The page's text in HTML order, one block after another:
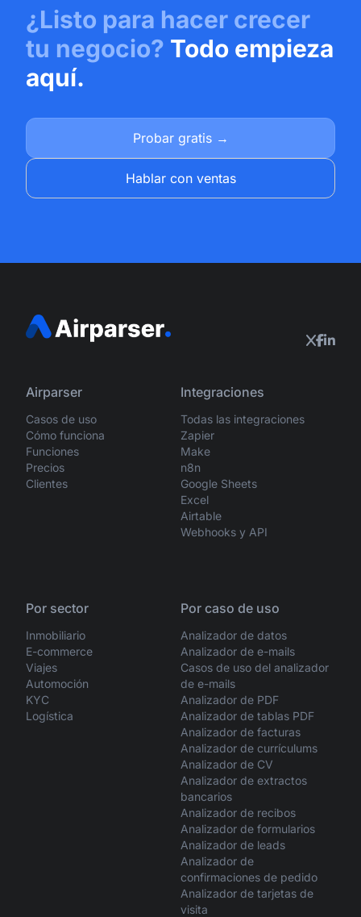
¿Listo para hacer crecer
tu negocio? Todo empieza
aquí.
Probar gratis →
Hablar con ventas
Airparser
Casos de uso
Cómo funciona
Funciones
Precios
Clientes
Integraciones
Todas las integraciones
Zapier
Make
n8n
Google Sheets
Excel
Airtable
Webhooks y API
Por sector
Inmobiliario
E-commerce
Viajes
Automoción
KYC
Logística
Por caso de uso
Analizador de datos
Analizador de e-mails
Casos de uso del analizador
de e-mails
Analizador de PDF
Analizador de tablas PDF
Analizador de facturas
Analizador de currículums
Analizador de CV
Analizador de extractos
bancarios
Analizador de recibos
Analizador de formularios
Analizador de leads
Analizador de
confirmaciones de pedido
Analizador de tarjetas de
visita